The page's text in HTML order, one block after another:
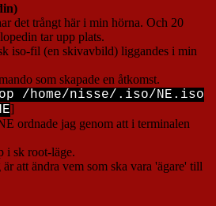
det trångt här i min hörna. Och 20
tar upp plats.
iso-fil (en skivavbild) liggandes i min
som skapade en åtkomst.
/home/nisse/.iso/NE.iso
]
ordnade jag genom att i terminalen
i sk root-läge.
att ändra vem som ska vara 'ägare' till